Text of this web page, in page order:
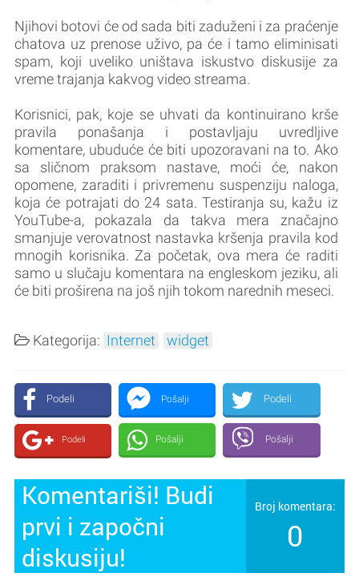
Njihovi botovi će od sada biti zaduženi i za praćenje
chatova uz prenose uživo, pa će i tamo eliminisati
spam, koji uveliko uništava iskustvo diskusije za
vreme trajanja kakvog video streama.
Korisnici, pak, koje se uhvati da kontinuirano krše
pravila ponašanja i postavljaju uvredljive
komentare, ubuduće će biti upozoravani na to. Ako
sa sličnom praksom nastave, moći će, nakon
opomene, zaraditi i privremenu suspenziju naloga,
koja će potrajati do 24 sata. Testiranja su, kažu iz
YouTube-a, pokazala da takva mera značajno
smanjuje verovatnost nastavka kršenja pravila kod
mnogih korisnika. Za početak, ova mera će raditi
samo u slučaju komentara na engleskom jeziku, ali
će biti proširena na još njih tokom narednih meseci.
Kategorija: Internet widget
Podeli Pošalji Podeli
Podeli Pošalji Pošalji
Komentariši! Budi
prvi i započni
diskusiju!
Broj komentara:
0